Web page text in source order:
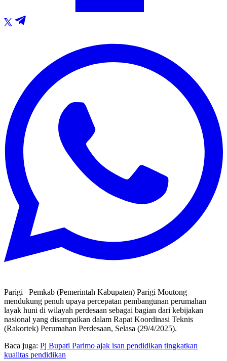
Parigi– Pemkab (Pemerintah Kabupaten) Parigi Moutong
mendukung penuh upaya percepatan pembangunan perumahan
layak huni di wilayah perdesaan sebagai bagian dari kebijakan
nasional yang disampaikan dalam Rapat Koordinasi Teknis
(Rakortek) Perumahan Perdesaan, Selasa (29/4/2025).
Baca juga: Pj Bupati Parimo ajak isan pendidikan tingkatkan
kualitas pendidikan